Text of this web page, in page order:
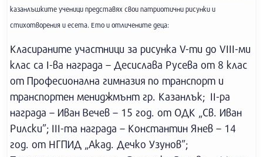
казанлъшките ученици представях свои патриотични рисунки и
стихотворения и есета. Ето и отличените деца:
Класираните участници за рисунка V-ти до VIII-ми
клас са I-ва награда – Десислава Русева от 8 клас
от Професионална гимназия по транспорт и
транспортен мениджмънт гр. Казанлък; II-ра
награда – Иван Вечев – 15 год. от ОДК „Св. Иван
Рилски”; III-та награда – Константин Янев – 14
год. от НГПИД „Акад. Дечко Узунов”;